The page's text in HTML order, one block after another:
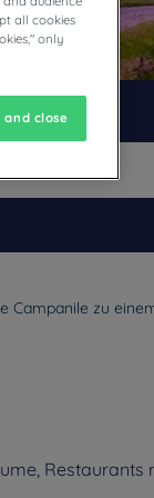
Campanile zu
all cookies
only
and close